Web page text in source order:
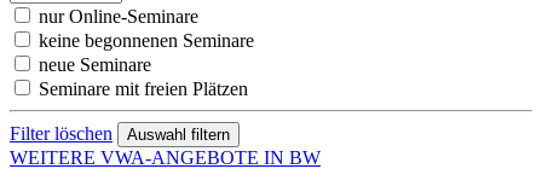
nur Online-Seminare
keine begonnenen Seminare
neue Seminare
Seminare mit freien Plätzen
Filter löschen
WEITERE VWA-ANGEBOTE IN BW